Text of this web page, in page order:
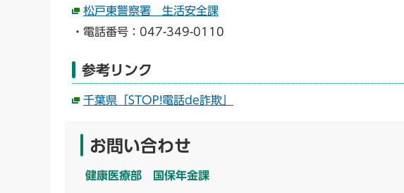
松戸東警察署 生活安全課
・電話番号：047-349-0110
参考リンク
千葉県「STOP!電話de詐欺」
お問い合わせ
健康医療部 国保年金課